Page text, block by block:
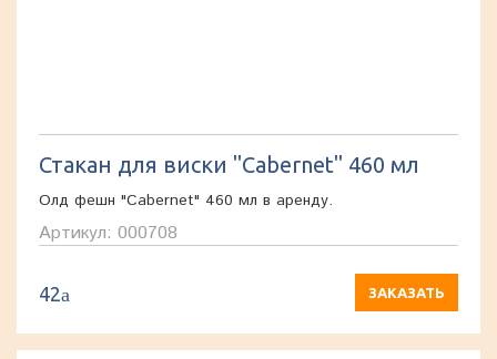
Стакан для виски "Cabernet" 460 мл
Олд фешн "Cabernet" 460 мл в аренду.
Артикул: 000708
42a ЗАКАЗАТЬ